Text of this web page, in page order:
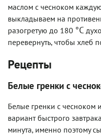
маслом с чесноком
выкладываем на
разогретую до 180 °C
перевернуть, чтобы хлеб
Рецепты
Белые гренки с
Белые гренки с чесноком
вариант быстрого
минута, именно поэтому